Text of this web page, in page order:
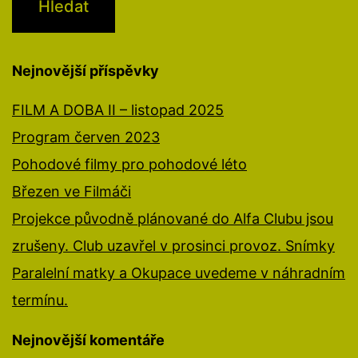
Nejnovější příspěvky
FILM A DOBA II – listopad 2025
Program červen 2023
Pohodové filmy pro pohodové léto
Březen ve Filmáči
Projekce původně plánované do Alfa Clubu jsou
zrušeny. Club uzavřel v prosinci provoz. Snímky
Paralelní matky a Okupace uvedeme v náhradním
termínu.
Nejnovější komentáře